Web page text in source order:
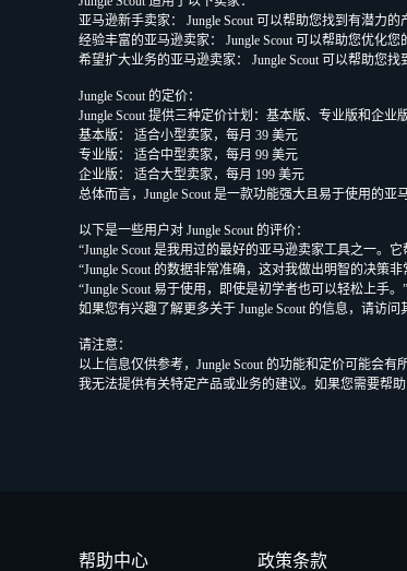
亚马逊新手卖家： Jungle Scout 可以帮助您找到有潜力的
经验丰富的亚马逊卖家： Jungle Scout 可以帮助您优化
希望扩大业务的亚马逊卖家： Jungle Scout 可以帮助您找
Jungle Scout 的定价：
Jungle Scout 提供三种定价计划：基本版、专业版和企业版
基本版： 适合小型卖家，每月 39 美元
专业版： 适合中型卖家，每月 99 美元
企业版： 适合大型卖家，每月 199 美元
总体而言，Jungle Scout 是一款功能强大且易于使用的亚
以下是一些用户对 Jungle Scout 的评价：
“Jungle Scout 是我用过的最好的亚马逊卖家工具之一。
“Jungle Scout 的数据非常准确，这对我做出明智的决策
“Jungle Scout 易于使用，即使是初学者也可以轻松上手。
如果您有兴趣了解更多关于 Jungle Scout 的信息，请访问
请注意：
以上信息仅供参考，Jungle Scout 的功能和定价可能会有
我无法提供有关特定产品或业务的建议。如果您需要帮
帮助中心 政策条款